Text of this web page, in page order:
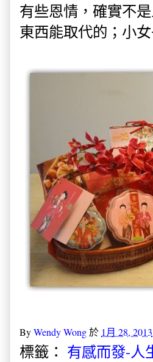
有些恩情，確實不
東西能取代的；小
ByWendy Wong於 1月 28, 2013
標籤： 有感而發-人